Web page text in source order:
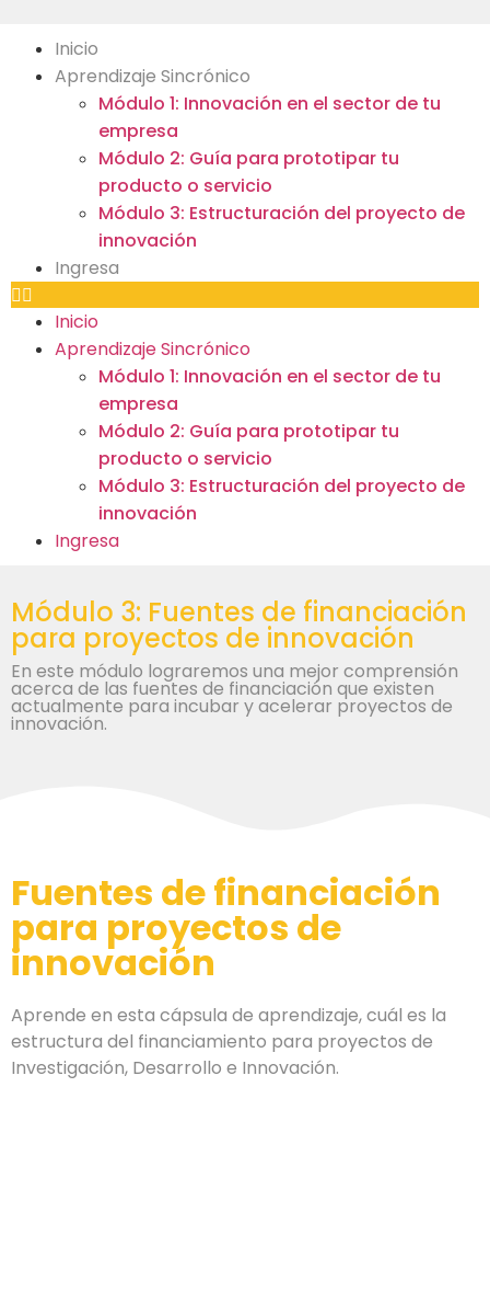
Inicio
Aprendizaje Sincrónico
Módulo 1: Innovación en el sector de tu
empresa
Módulo 2: Guía para prototipar tu
producto o servicio
Módulo 3: Estructuración del proyecto de
innovación
Ingresa
Inicio
Aprendizaje Sincrónico
Módulo 1: Innovación en el sector de tu
empresa
Módulo 2: Guía para prototipar tu
producto o servicio
Módulo 3: Estructuración del proyecto de
innovación
Ingresa
Módulo 3: Fuentes de financiación
para proyectos de innovación
En este módulo lograremos una mejor comprensión
acerca de las fuentes de financiación que existen
actualmente para incubar y acelerar proyectos de
innovación.
Fuentes de financiación
para proyectos de
innovación
Aprende en esta cápsula de aprendizaje, cuál es la
estructura del financiamiento para proyectos de
Investigación, Desarrollo e Innovación.